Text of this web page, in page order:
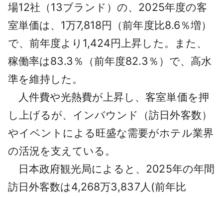
場12社（13ブランド）の、2025年度の客
室単価は、1万7,818円（前年度比8.6％増）
で、前年度より1,424円上昇した。また、
稼働率は83.3％（前年度82.3％）で、高水
準を維持した。
人件費や光熱費が上昇し、客室単価を押
し上げるが、インバウンド（訪日外客数）
やイベントによる旺盛な需要がホテル業界
の活況を支えている。
日本政府観光局によると、2025年の年間
訪日外客数は4,268万3,837人(前年比